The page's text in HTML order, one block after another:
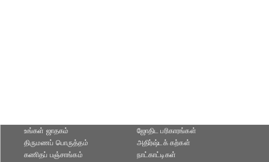
உங்கள் ஜாதகம்
திருமணப் பொருத்தம்
கணிதப் பஞ்சாங்கம்
ஜோதிட ப‌ரிகார‌ங்க‌ள்
அதிர்ஷ்டக் கற்கள்
நாட்காட்டிகள்